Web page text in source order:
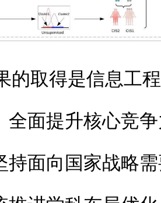
的取得是信息工
全面提升核心竞
持面向国家战略